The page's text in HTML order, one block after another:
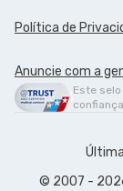
Política de
Anuncie com a
Este
© 2007 -